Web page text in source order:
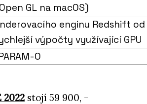
GL na macOS)
enginu Redshift od
výpočty využívající GPU
O
2022 stojí 59 900, -